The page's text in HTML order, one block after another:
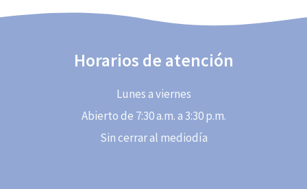
Horarios de atención
Lunes a viernes
Abierto de 7:30 a.m. a 3:30 p.m.
Sin cerrar al mediodía